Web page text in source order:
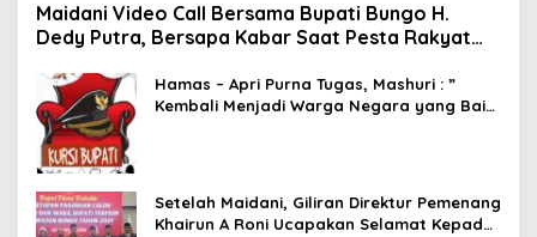
Maidani Video Call Bersama Bupati Bungo H.
Dedy Putra, Bersapa Kabar Saat Pesta Rakyat
Hamas – Apri Purna Tugas, Mashuri : ”
Kembali Menjadi Warga Negara yang Baik,
Setelah Maidani, Giliran Direktur Pemenang
Khairun A Roni Ucapakan Selamat Kepada